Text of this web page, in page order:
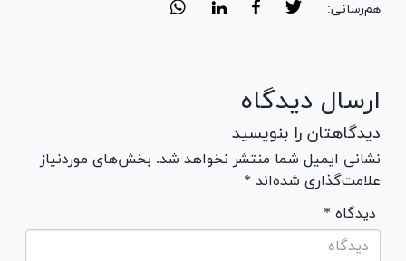
هم‌رسانی:
ارسال دیدگاه
دیدگاهتان را بنویسید
نشانی ایمیل شما منتشر نخواهد شد. بخش‌های موردنیاز
علامت‌گذاری شده‌اند *
* دیدگاه